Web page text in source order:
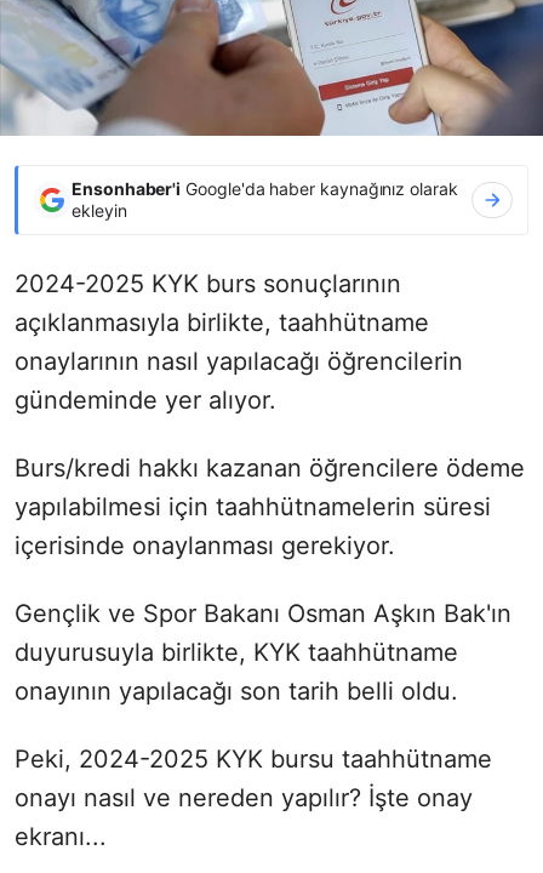
Ensonhaber'i Google'da haber kaynağınız olarak
ekleyin
2024-2025 KYK burs sonuçlarının
açıklanmasıyla birlikte, taahhütname
onaylarının nasıl yapılacağı öğrencilerin
gündeminde yer alıyor.
Burs/kredi hakkı kazanan öğrencilere ödeme
yapılabilmesi için taahhütnamelerin süresi
içerisinde onaylanması gerekiyor.
Gençlik ve Spor Bakanı Osman Aşkın Bak'ın
duyurusuyla birlikte, KYK taahhütname
onayının yapılacağı son tarih belli oldu.
Peki, 2024-2025 KYK bursu taahhütname
onayı nasıl ve nereden yapılır? İşte onay
ekranı...